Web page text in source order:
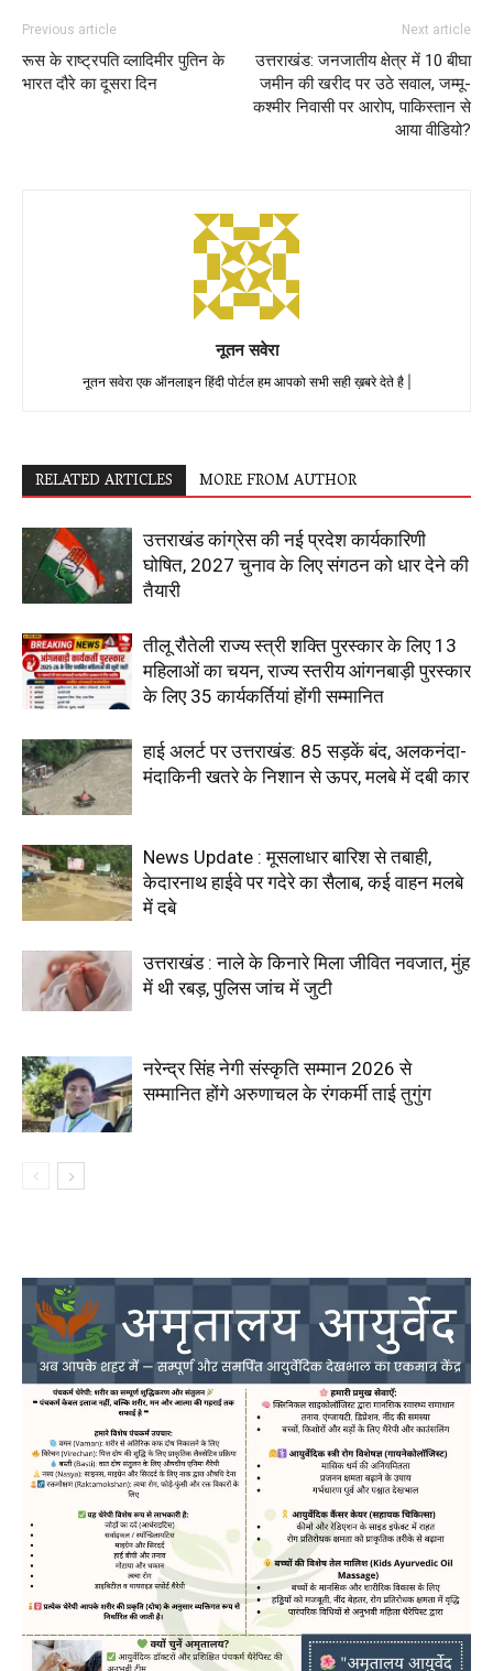
Previous article
रूस के राष्ट्रपति व्लादिमीर पुतिन के
भारत दौरे का दूसरा दिन
Next article
उत्तराखंड: जनजातीय क्षेत्र में 10 बीघा
जमीन की खरीद पर उठे सवाल, जम्मू-
कश्मीर निवासी पर आरोप, पाकिस्तान से
आया वीडियो?
नूतन सवेरा
नूतन सवेरा एक ऑनलाइन हिंदी पोर्टल हम आपको सभी सही ख़बरे देते है |
RELATED ARTICLES MORE FROM AUTHOR
उत्तराखंड कांग्रेस की नई प्रदेश कार्यकारिणी
घोषित, 2027 चुनाव के लिए संगठन को धार देने की
तैयारी
तीलू रौतेली राज्य स्त्री शक्ति पुरस्कार के लिए 13
महिलाओं का चयन, राज्य स्तरीय आंगनबाड़ी पुरस्कार
के लिए 35 कार्यकर्तियां होंगी सम्मानित
हाई अलर्ट पर उत्तराखंड: 85 सड़कें बंद, अलकनंदा-
मंदाकिनी खतरे के निशान से ऊपर, मलबे में दबी कार
News Update : मूसलाधार बारिश से तबाही,
केदारनाथ हाईवे पर गदेरे का सैलाब, कई वाहन मलबे
में दबे
उत्तराखंड : नाले के किनारे मिला जीवित नवजात, मुंह
में थी रबड़, पुलिस जांच में जुटी
नरेन्द्र सिंह नेगी संस्कृति सम्मान 2026 से
सम्मानित होंगे अरुणाचल के रंगकर्मी ताई तुगुंग